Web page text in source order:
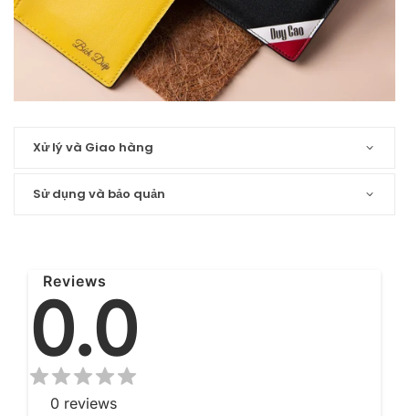
Xử lý và Giao hàng
Sử dụng và bảo quản
Reviews
0.0
0 reviews